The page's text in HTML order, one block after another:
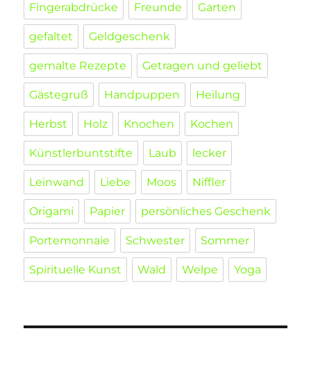
Fingerabdrücke Freunde Garten
gefaltet Geldgeschenk
gemalte Rezepte Getragen und geliebt
Gästegruß Handpuppen Heilung
Herbst Holz Knochen Kochen
Künstlerbuntstifte Laub lecker
Leinwand Liebe Moos Niffler
Origami Papier persönliches Geschenk
Portemonnaie Schwester Sommer
Spirituelle Kunst Wald Welpe Yoga